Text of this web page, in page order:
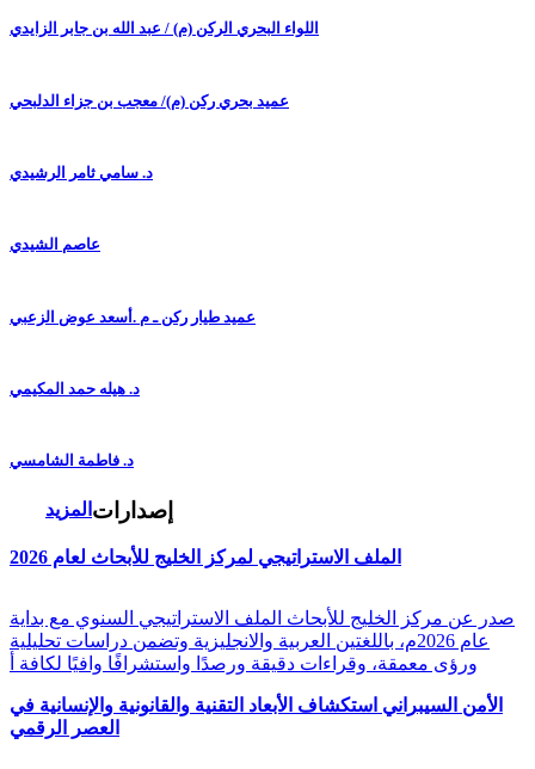
اللواء البحري الركن (م) / عبد الله بن جابر الزايدي
عميد بحري ركن (م)/ معجب بن جزاء الدلبحي
د. سامي ثامر الرشيدي
عاصم الشيدي
عميد طيار ركن ـ م .أسعد عوض الزعبي
د. هيله حمد المكيمي
د. فاطمة الشامسي
المزيد إصدارات
الملف الاستراتيجي لمركز الخليج للأبحاث لعام 2026
صدر عن مركز الخليج للأبحاث الملف الاستراتيجي السنوي مع بداية
عام 2026م، باللغتين العربية والانجليزية وتضمن دراسات تحليلية
ورؤى معمقة، وقراءات دقيقة ورصدًا واستشرافًا وافيًا لكافة أ
الأمن السيبراني استكشاف الأبعاد التقنية والقانونية والإنسانية في
العصر الرقمي